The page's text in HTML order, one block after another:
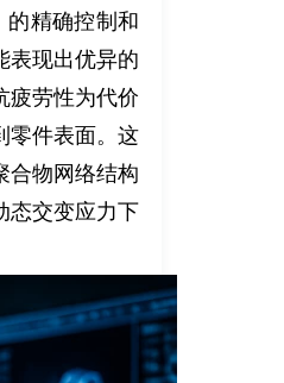
精确控制和
表现出优异的
疲劳性为代价
零件表面。这
合物网络结构
态交变应力下